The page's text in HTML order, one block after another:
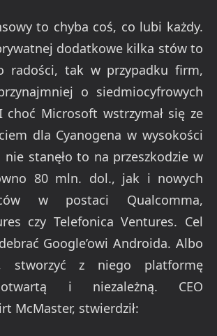
to chyba coś, co lubi każdy.
dodatkowe kilka stów to
radości, tak w przypadku firm,
o siedmiocyfrowych
choć Microsoft wstrzymał się ze
dla Cyanogena w wysokości
stanęło to na przeszkodzie w
80 mln. dol., jak i nowych
w postaci Qualcomma,
czy Telefonica Ventures. Cel
Google’owi Androida. Albo
stworzyć z niego platformę
otwartą i niezależną. CEO
McMaster, stwierdził: